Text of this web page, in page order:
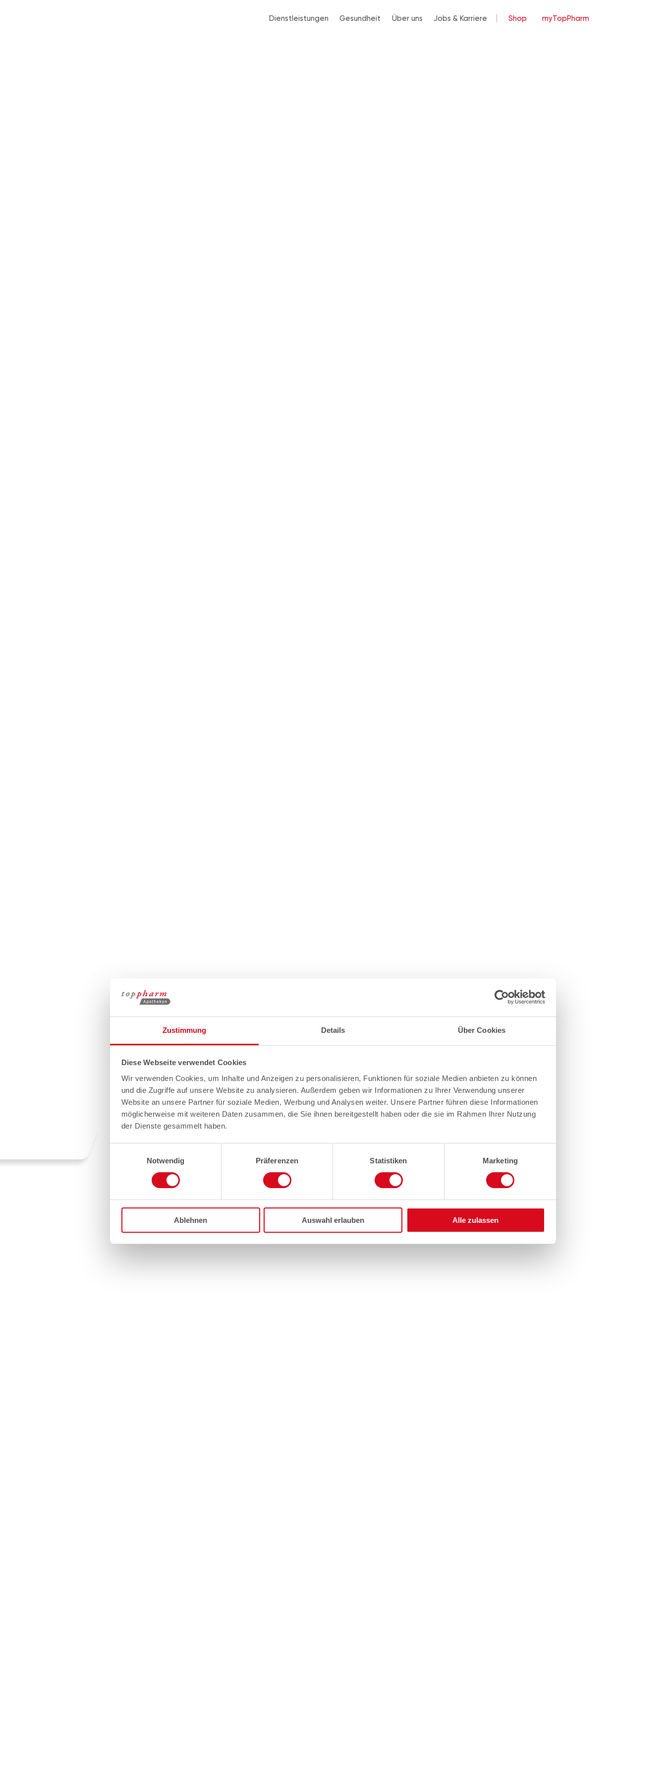
Zustimmung Details Über Cookies
Diese Webseite verwendet Cookies
Wir verwenden Cookies, um Inhalte und Anzeigen zu personalisieren, Funktionen für soziale Medien anbieten zu können
und die Zugriffe auf unsere Website zu analysieren. Außerdem geben wir Informationen zu Ihrer Verwendung unserer
Website an unsere Partner für soziale Medien, Werbung und Analysen weiter. Unsere Partner führen diese Informationen
möglicherweise mit weiteren Daten zusammen, die Sie ihnen bereitgestellt haben oder die sie im Rahmen Ihrer Nutzung
der Dienste gesammelt haben.
Notwendig
Präferenzen Statistiken Marketing
Ablehnen Auswahl erlauben Alle zulassen
Dienstleistungen Gesundheit Über uns Jobs & Karriere Shop myTopPharm